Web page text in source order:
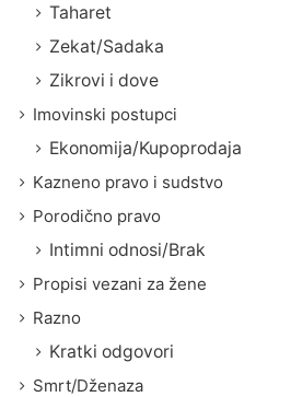
Taharet
Zekat/Sadaka
Zikrovi i dove
Imovinski postupci
Ekonomija/Kupoprodaja
Kazneno pravo i sudstvo
Porodično pravo
Intimni odnosi/Brak
Propisi vezani za žene
Razno
Kratki odgovori
Smrt/Dženaza